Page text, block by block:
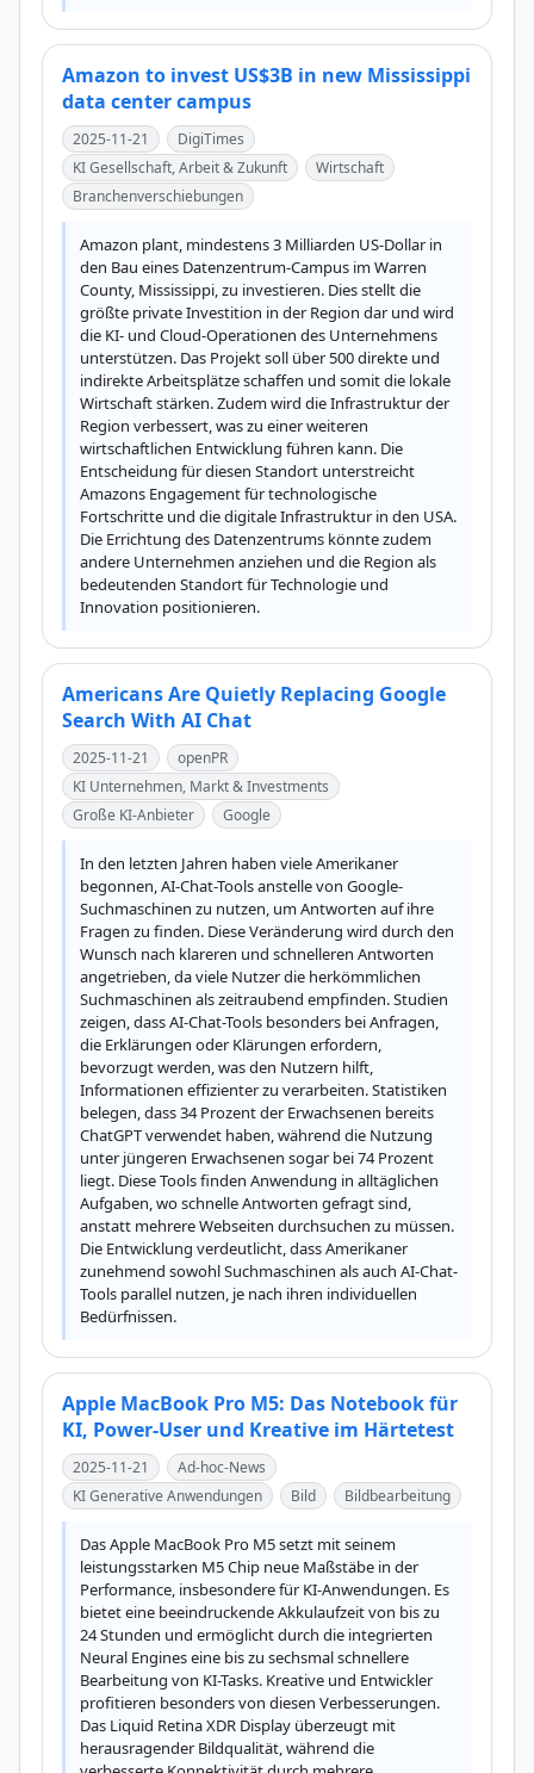
Amazon to invest US$3B in new Mississippi
data center campus
2025-11-21
DigiTimes
KI Gesellschaft, Arbeit & Zukunft
Wirtschaft
Branchenverschiebungen
Amazon plant, mindestens 3 Milliarden US-Dollar in
den Bau eines Datenzentrum-Campus im Warren
County, Mississippi, zu investieren. Dies stellt die
größte private Investition in der Region dar und wird
die KI- und Cloud-Operationen des Unternehmens
unterstützen. Das Projekt soll über 500 direkte und
indirekte Arbeitsplätze schaffen und somit die lokale
Wirtschaft stärken. Zudem wird die Infrastruktur der
Region verbessert, was zu einer weiteren
wirtschaftlichen Entwicklung führen kann. Die
Entscheidung für diesen Standort unterstreicht
Amazons Engagement für technologische
Fortschritte und die digitale Infrastruktur in den USA.
Die Errichtung des Datenzentrums könnte zudem
andere Unternehmen anziehen und die Region als
bedeutenden Standort für Technologie und
Innovation positionieren.
Americans Are Quietly Replacing Google
Search With AI Chat
2025-11-21
openPR
KI Unternehmen, Markt & Investments
Große KI-Anbieter
Google
In den letzten Jahren haben viele Amerikaner
begonnen, AI-Chat-Tools anstelle von Google-
Suchmaschinen zu nutzen, um Antworten auf ihre
Fragen zu finden. Diese Veränderung wird durch den
Wunsch nach klareren und schnelleren Antworten
angetrieben, da viele Nutzer die herkömmlichen
Suchmaschinen als zeitraubend empfinden. Studien
zeigen, dass AI-Chat-Tools besonders bei Anfragen,
die Erklärungen oder Klärungen erfordern,
bevorzugt werden, was den Nutzern hilft,
Informationen effizienter zu verarbeiten. Statistiken
belegen, dass 34 Prozent der Erwachsenen bereits
ChatGPT verwendet haben, während die Nutzung
unter jüngeren Erwachsenen sogar bei 74 Prozent
liegt. Diese Tools finden Anwendung in alltäglichen
Aufgaben, wo schnelle Antworten gefragt sind,
anstatt mehrere Webseiten durchsuchen zu müssen.
Die Entwicklung verdeutlicht, dass Amerikaner
zunehmend sowohl Suchmaschinen als auch AI-Chat-
Tools parallel nutzen, je nach ihren individuellen
Bedürfnissen.
Apple MacBook Pro M5: Das Notebook für
KI, Power-User und Kreative im Härtetest
2025-11-21
Ad-hoc-News
KI Generative Anwendungen
Bild Bildbearbeitung
Das Apple MacBook Pro M5 setzt mit seinem
leistungsstarken M5 Chip neue Maßstäbe in der
Performance, insbesondere für KI-Anwendungen. Es
bietet eine beeindruckende Akkulaufzeit von bis zu
24 Stunden und ermöglicht durch die integrierten
Neural Engines eine bis zu sechsmal schnellere
Bearbeitung von KI-Tasks. Kreative und Entwickler
profitieren besonders von diesen Verbesserungen.
Das Liquid Retina XDR Display überzeugt mit
herausragender Bildqualität, während die